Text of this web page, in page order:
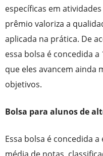
específicas em
prêmio valoriza a
aplicada na prática. De
essa bolsa é concedida
que eles avancem ainda
objetivos.
Bolsa para alunos de
Essa bolsa é concedida